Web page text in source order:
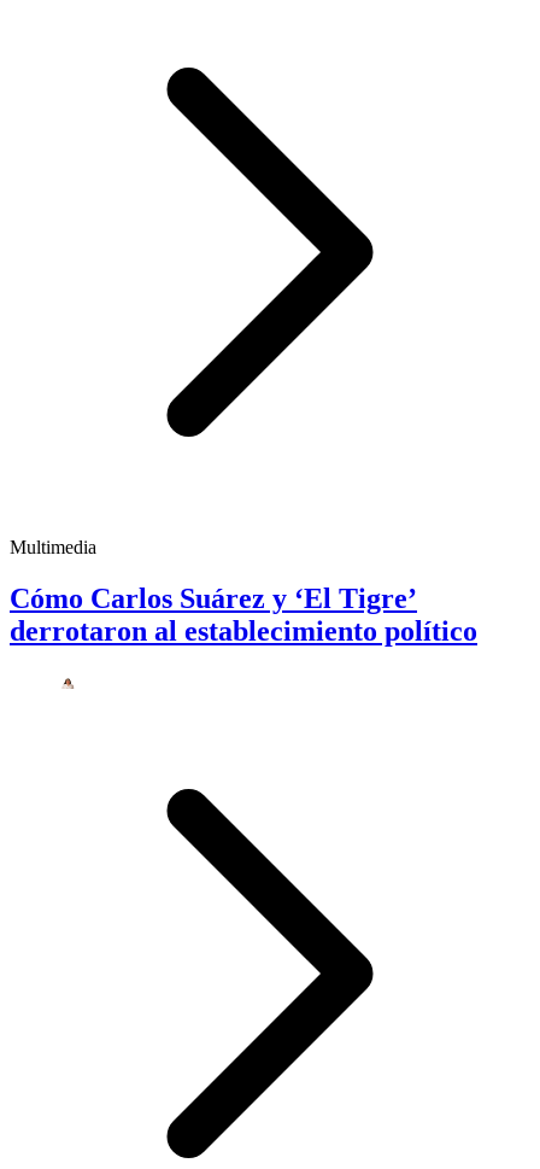
Multimedia
Cómo Carlos Suárez y ‘El Tigre’
derrotaron al establecimiento político